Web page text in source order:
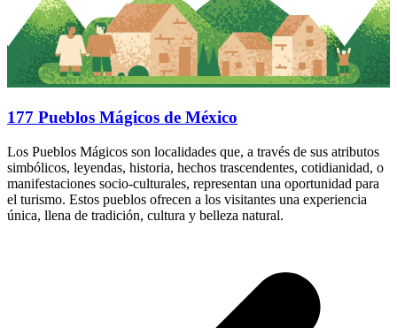
177 Pueblos Mágicos de México
Los Pueblos Mágicos son localidades que, a través de sus atributos
simbólicos, leyendas, historia, hechos trascendentes, cotidianidad, o
manifestaciones socio-culturales, representan una oportunidad para
el turismo. Estos pueblos ofrecen a los visitantes una experiencia
única, llena de tradición, cultura y belleza natural.